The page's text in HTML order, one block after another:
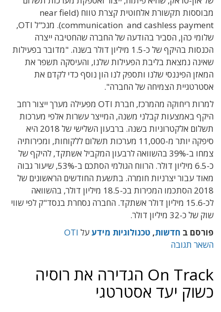
מבוססות תקשורת אלחוטית קצרת טווח (near field
communication and cashless payment). מנכ"ל OTI,
שלומי כהן, הסביר בהודעה של החברה שהחטיבה ייצרה
הכנסות בהיקף של כ-1.5 מיליון דולר בשנה. "מדובר בפעילות
שאינה נמצאת בליבת הפעילות שלנו, והעיסקה תשפר את
המאזן הפיננסי שלנו ותספק לנו הון נוסף כדי לקדם את
אסטרטגיית הצמיחה של החברה".
למרות ריחוקה מהמרכז, חברת OTI מפעילה מערך ייצור רחב
היקף באמצעות קבלני משנה, המייצר עשרות אלפי מערכות
תשלום אלקטרוניות בשנה. ברבעון השלישי של 2018 היא
סיפקה יותר מ-11,000 מערכות תשלום ללקוחות, ומכירותיה
צמחו ב-39% בהשוואה לרבעון המקביל אשתקד, להיקף של
כ-6.5 מיליון דולר. הרווח הגולמי הסתכם ב-53%, שיעור גבוה
מאוד עבור יצרניות חומרה. בתשעת החודשים הראשונים של
2018 הסתכמו המכירות בכ-18.5 מיליון דולר, בהשוואה
לכ-15.6 מיליון דולר אשתקד. החברה נסחרת בנסד"ק לפי שווי
שוק של כ-32 מיליון דולר.
פורסם ב חדשות, טכנולוגיות מידע על OTI
השאר תגובה
On Track הגדירה את רוסיה
כשוק יעד אסטרטגי